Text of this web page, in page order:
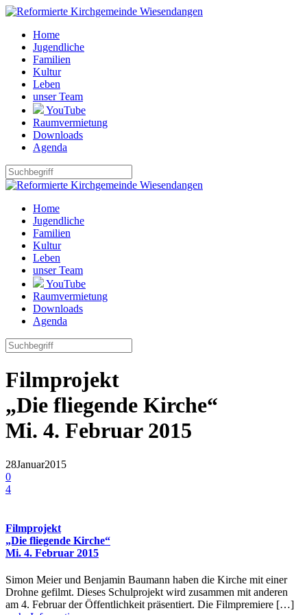
Home
Jugendliche
Familien
Kultur
Leben
unser Team
YouTube
Raumvermietung
Downloads
Agenda
Home
Jugendliche
Familien
Kultur
Leben
unser Team
YouTube
Raumvermietung
Downloads
Agenda
Filmprojekt
„Die fliegende Kirche“
Mi. 4. Februar 2015
28Januar2015
0
4
Filmprojekt
„Die fliegende Kirche“
Mi. 4. Februar 2015
Simon Meier und Benjamin Baumann haben die Kirche mit einer
Drohne gefilmt. Dieses Schulprojekt wird zusammen mit anderen
am 4. Februar der Öffentlichkeit präsentiert. Die Filmpremiere […]